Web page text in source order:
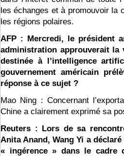
les échanges et à promouvoir la
les régions polaires.
AFP : Mercredi, le président
administration approuverait la
destinée à l’intelligence
gouvernement américain
réponse à ce sujet ?
Mao Ning : Concernant
Chine a clairement exprimé sa
Reuters : Lors de sa
Anita Anand, Wang Yi a
« ingérence » dans le cadre